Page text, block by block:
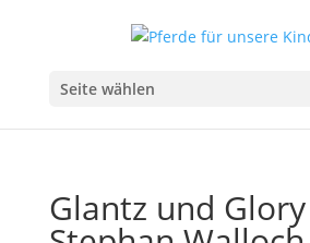
Seite wählen
Glantz und